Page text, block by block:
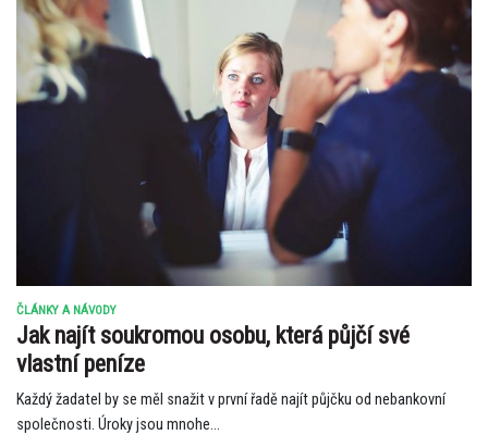
ČLÁNKY A NÁVODY
Jak najít soukromou osobu, která půjčí své
vlastní peníze
Každý žadatel by se měl snažit v první řadě najít půjčku od nebankovní
společnosti. Úroky jsou mnohe...